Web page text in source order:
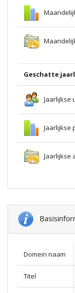
Geschatte
Jaarlijkse
Jaarlijkse
Jaarlijkse
Domein naam
Titel